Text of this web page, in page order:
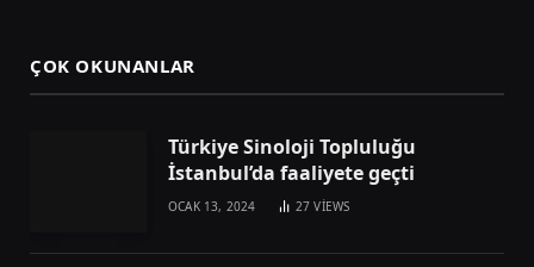
ÇOK OKUNANLAR
Türkiye Sinoloji Topluluğu
İstanbul’da faaliyete geçti
OCAK 13, 2024 27VIEWS